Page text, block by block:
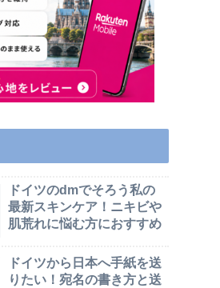
ドイツのdmでそろう私の
最新スキンケア！ニキビや
肌荒れに悩む方におすすめ
ドイツから日本へ手紙を送
りたい！宛名の書き方と送